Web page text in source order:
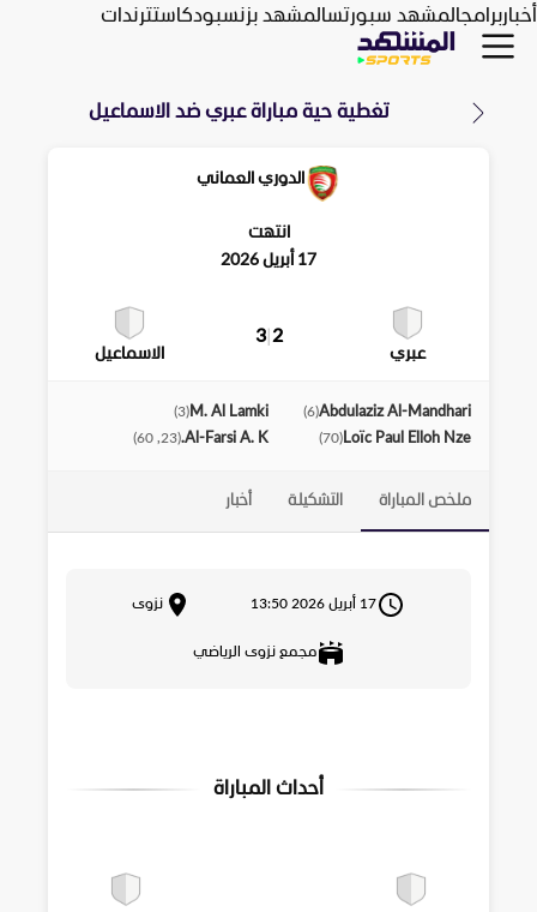
أخباربرامجالمشهد سبورتسالمشهد بزنسبودكاستترندات
تغطية حية مباراةعبري ضد الاسماعيل
الدوري العماني
انتهت
17 أبريل 2026
عبري
2
|
3
الاسماعيل
Abdulaziz Al-Mandhari
(
6
)
Loïc Paul Elloh Nze
(
70
)
M. Al Lamki
(
3
)
Al-Farsi A. K.
(
23, 60
)
ملخص المباراة التشكيلة أخبار
17 أبريل 2026 13:50 نزوى
مجمع نزوى الرياضي
أحداث المباراة